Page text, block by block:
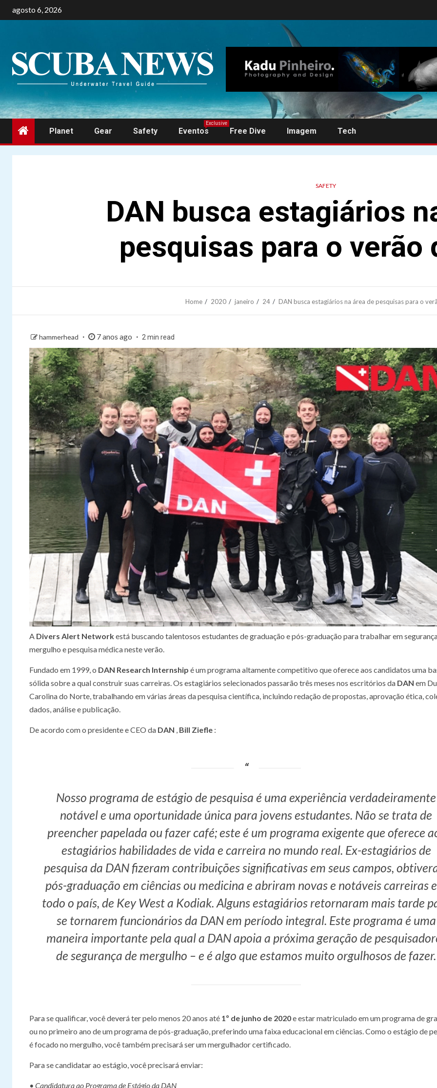
to
agosto 6, 2026
Planet Gear Safety Eventos
Exclusive
Free Dive Imagem Tech
SAFETY
DAN busca estagiários
pesquisas para o verão
Home 2020 janeiro 24 DAN busca estagiários na área de pesquisas para o
hammerhead 7 anos ago 2 min read
A Divers Alert Networkestá buscando talentosos estudantes de graduação e pós-graduação para trabalhar em
mergulho e pesquisa médica neste verão.
Fundado em 1999, o DAN Research Internship é um programa altamente competitivo que oferece aos candidatos uma
sólida sobre a qual construir suas carreiras. Os estagiários selecionados passarão três meses nos escritórios da DAN em
Carolina do Norte, trabalhando em várias áreas da pesquisa científica, incluindo redação de propostas, aprovação ética,
dados, análise e publicação.
De acordo com o presidente e CEO da DAN , Bill Ziefle :
Nosso programa de estágio de pesquisa é uma experiência verdadeiramente
notável e uma oportunidade única para jovens estudantes. Não se trata de
preencher papelada ou fazer café; este é um programa exigente que oferece
estagiários habilidades de vida e carreira no mundo real. Ex-estagiários de
pesquisa da DAN fizeram contribuições significativas em seus campos,
pós-graduação em ciências ou medicina e abriram novas e notáveis ​​carreiras
todo o país, de Key West a Kodiak. Alguns estagiários retornaram mais tarde
se tornarem funcionários da DAN em período integral. Este programa é uma
maneira importante pela qual a DAN apoia a próxima geração de
de segurança de mergulho – e é algo que estamos muito orgulhosos de fazer.
Para se qualificar, você deverá ter pelo menos 20 anos até 1º de junho de 2020e estar matriculado em um programa de
ou no primeiro ano de um programa de pós-graduação, preferindo uma faixa educacional em ciências. Como o estágio de
é focado no mergulho, você também precisará ser um mergulhador certificado.
Para se candidatar ao estágio, você precisará enviar:
• Candidatura ao Programa de Estágio da DAN